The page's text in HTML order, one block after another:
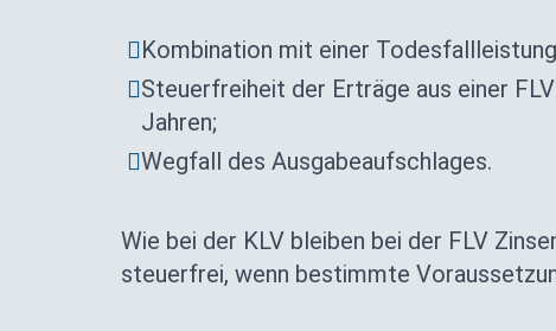
Kombination mit einer
Steuerfreiheit der Erträge aus einer
Jahren;
Wegfall des Ausgabeaufschlages.
Wie bei der KLV bleiben bei der FLV
steuerfrei, wenn bestimmte